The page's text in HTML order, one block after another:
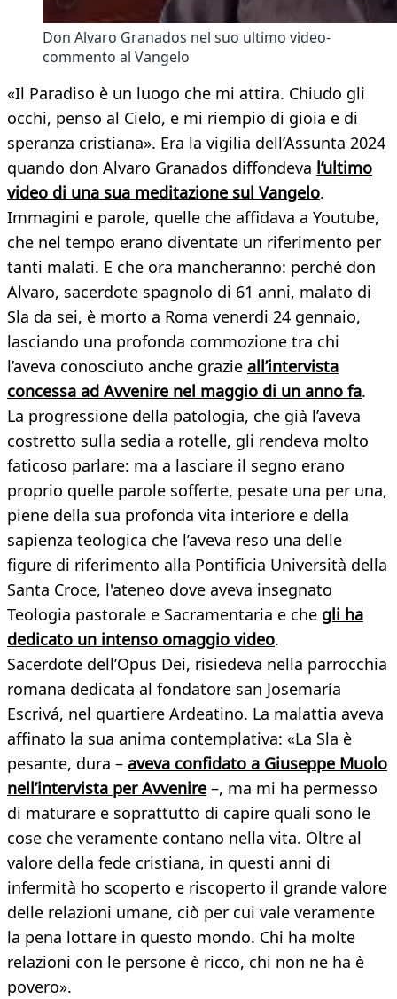
Don Alvaro Granados nel suo ultimo video-
commento al Vangelo
«Il Paradiso è un luogo che mi attira. Chiudo gli
occhi, penso al Cielo, e mi riempio di gioia e di
speranza cristiana». Era la vigilia dell’Assunta 2024
quando don Alvaro Granados diffondeva l’ultimo
video di una sua meditazione sul Vangelo.
Immagini e parole, quelle che affidava a Youtube,
che nel tempo erano diventate un riferimento per
tanti malati. E che ora mancheranno: perché don
Alvaro, sacerdote spagnolo di 61 anni, malato di
Sla da sei, è morto a Roma venerdi 24 gennaio,
lasciando una profonda commozione tra chi
l’aveva conosciuto anche grazie all’intervista
concessa ad Avvenire nel maggio di un anno fa.
La progressione della patologia, che già l’aveva
costretto sulla sedia a rotelle, gli rendeva molto
faticoso parlare: ma a lasciare il segno erano
proprio quelle parole sofferte, pesate una per una,
piene della sua profonda vita interiore e della
sapienza teologica che l’aveva reso una delle
figure di riferimento alla Pontificia Università della
Santa Croce, l'ateneo dove aveva insegnato
Teologia pastorale e Sacramentaria e che gli ha
dedicato un intenso omaggio video.
Sacerdote dell’Opus Dei, risiedeva nella parrocchia
romana dedicata al fondatore san Josemaría
Escrivá, nel quartiere Ardeatino. La malattia aveva
affinato la sua anima contemplativa: «La Sla è
pesante, dura – aveva confidato a Giuseppe Muolo
nell’intervista per Avvenire –, ma mi ha permesso
di maturare e soprattutto di capire quali sono le
cose che veramente contano nella vita. Oltre al
valore della fede cristiana, in questi anni di
infermità ho scoperto e riscoperto il grande valore
delle relazioni umane, ciò per cui vale veramente
la pena lottare in questo mondo. Chi ha molte
relazioni con le persone è ricco, chi non ne ha è
povero».